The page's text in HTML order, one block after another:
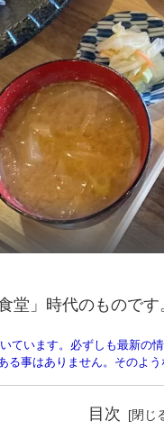
堂」時代のものです
ています。必ずしも最新の
事はありません。そのよう
目次